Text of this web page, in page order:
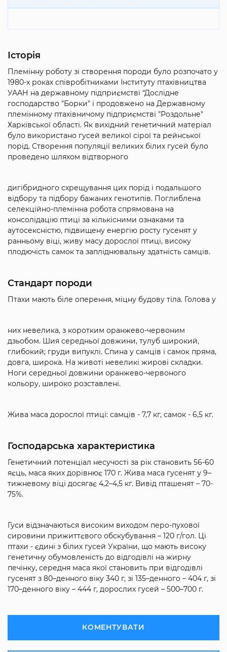
Історія
Племінну роботу зі створення породи було розпочато у
1980-х роках співробітниками Інституту птахівництва
УААН на державному підприємстві “Дослідне
господарство "Борки" і продовжено на Державному
племінному птахівничому підприємстві "Роздольне"
Харківської області. Як вихідний генетичний матеріал
було використано гусей великої сірої та рейнської
порід. Створення популяції великих білих гусей було
проведено шляхом відтворного
дигібридного схрещування цих порід і подальшого
відбору та підбору бажаних генотипів. Поглиблена
селекційно-племінна робота спрямована на
консолідацію птиці за кількісними ознаками та
аутосексністю, підвищену енергію росту гусенят у
ранньому віці, живу масу дорослої птиці, високу
плодючість самок та запліднювальну здатність самців.
Стандарт породи
Птахи мають біле оперення, міцну будову тіла. Голова у
них невелика, з коротким оранжево-червоним
дзьобом. Шия середньої довжини, тулуб широкий,
глибокий; груди випуклі. Спина у самців і самок пряма,
довга, широка. На животі невеликі жирові складки.
Ноги середньої довжини оранжево-червоного
кольору, широко розставлені.
Жива маса дорослої птиці: самців - 7,7 кг, самок - 6,5 кг.
Господарська характеристика
Генетичний потенціал несучості за рік становить 56-60
яєць, маса яких дорівнює 170 г. Жива маса гусенят у 9–
тижневому віці досягає 4,2–4,5 кг. Вивід пташенят – 70-
75%.
Гуси відзначаються високим виходом перо-пухової
сировини прижиттєвого обскубування – 120 г/гол. Ці
птахи - єдині з білих гусей України, що мають високу
генетичну обумовленість до відгодівлі на жирну
печінку, середня маса якої становить при відгодівлі
гусенят з 80–денного віку 340 г, зі 135–денного – 404 г, зі
170–денного віку – 444 г, дорослих гусей – 500–700 г.
КОМЕНТУВАТИ